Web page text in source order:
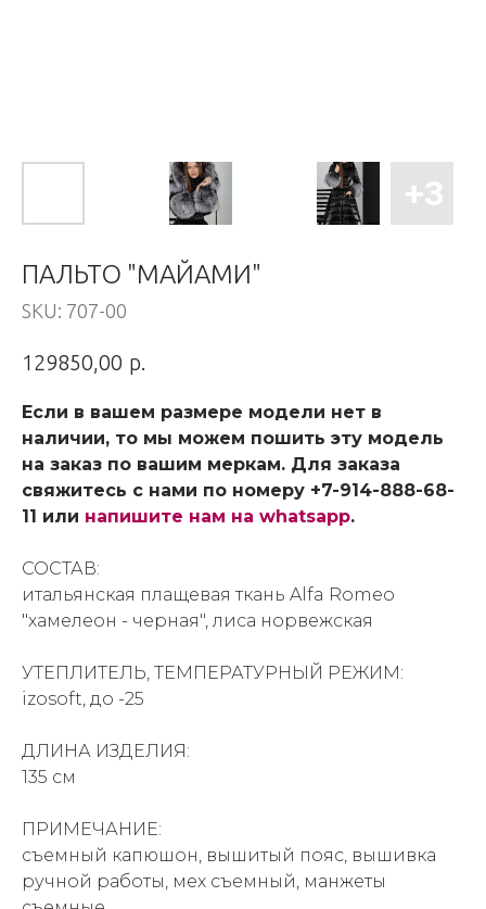
ПАЛЬТО "МАЙАМИ"
SKU: 707-00
129850,00 р.
Если в вашем размере модели нет в
наличии, то мы можем пошить эту модель
на заказ по вашим меркам. Для заказа
свяжитесь с нами по номеру +7-914-888-68-
11 или напишите нам на whatsapp.
СОСТАВ:
итальянская плащевая ткань Alfa Romeo
"хамелеон - черная", лиса норвежская
УТЕПЛИТЕЛЬ, ТЕМПЕРАТУРНЫЙ РЕЖИМ:
izosoft, до -25
ДЛИНА ИЗДЕЛИЯ:
135 см
ПРИМЕЧАНИЕ:
съемный капюшон, вышитый пояс, вышивка
ручной работы, мех съемный, манжеты